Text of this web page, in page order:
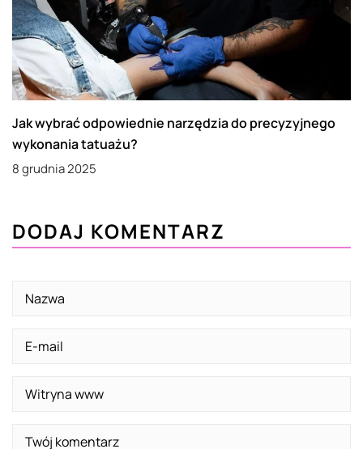
Jak wybrać odpowiednie narzędzia do precyzyjnego
wykonania tatuażu?
8 grudnia 2025
DODAJ KOMENTARZ